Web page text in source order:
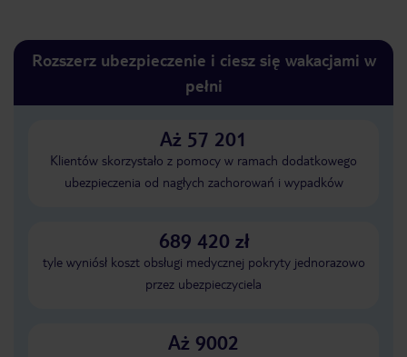
Rozszerz ubezpieczenie i ciesz się wakacjami w
pełni
Aż 57 201
Klientów skorzystało z pomocy w ramach dodatkowego
ubezpieczenia od nagłych zachorowań i wypadków
689 420 zł
tyle wyniósł koszt obsługi medycznej pokryty jednorazowo
przez ubezpieczyciela
Aż 9002